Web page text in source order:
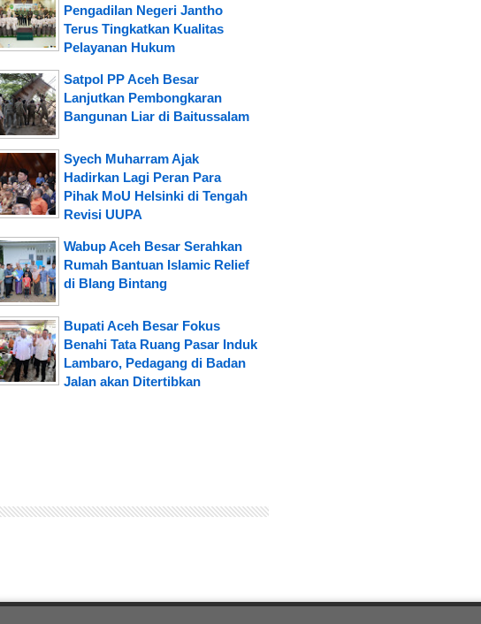
Pengadilan Negeri Jantho
Terus Tingkatkan Kualitas
Pelayanan Hukum
Satpol PP Aceh Besar
Lanjutkan Pembongkaran
Bangunan Liar di Baitussalam
Syech Muharram Ajak
Hadirkan Lagi Peran Para
Pihak MoU Helsinki di Tengah
Revisi UUPA
Wabup Aceh Besar Serahkan
Rumah Bantuan Islamic Relief
di Blang Bintang
Bupati Aceh Besar Fokus
Benahi Tata Ruang Pasar Induk
Lambaro, Pedagang di Badan
Jalan akan Ditertibkan